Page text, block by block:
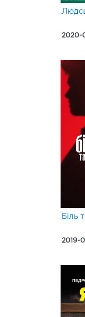
2020-
Біль
2019-